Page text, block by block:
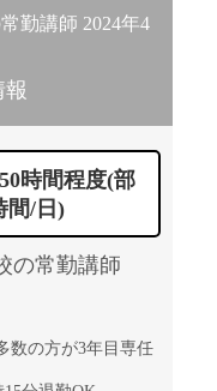
勤講師 2024年4
時間程度(部
間/日)
の常勤講師
数の方が3年目専任